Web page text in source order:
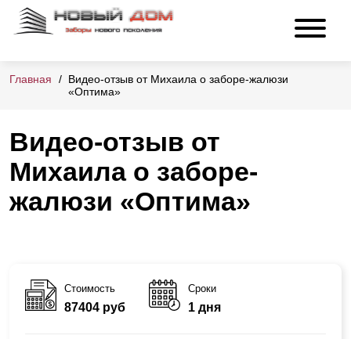
Главная
Видео-отзыв от Михаила о заборе-жалюзи
«Оптима»
Видео-отзыв от
Михаила о заборе-
жалюзи «Оптима»
Стоимость
87404 руб
Сроки
1 дня